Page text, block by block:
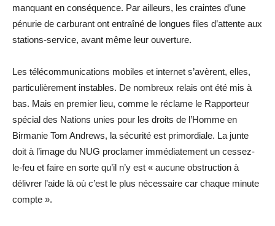
manquant en conséquence. Par ailleurs, les craintes d’une
pénurie de carburant ont entraîné de longues files d’attente aux
stations-service, avant même leur ouverture.
Les télécommunications mobiles et internet s’avèrent, elles,
particulièrement instables. De nombreux relais ont été mis à
bas. Mais en premier lieu, comme le réclame le Rapporteur
spécial des Nations unies pour les droits de l’Homme en
Birmanie Tom Andrews, la sécurité est primordiale. La junte
doit à l’image du NUG proclamer immédiatement un cessez-
le-feu et faire en sorte qu’il n’y est « aucune obstruction à
délivrer l’aide là où c’est le plus nécessaire car chaque minute
compte ».